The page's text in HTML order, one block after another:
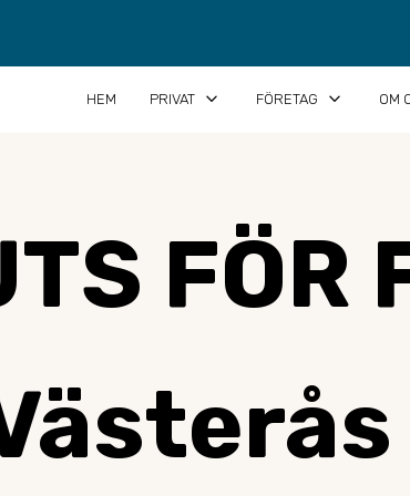
HEM PRIVAT keyboard_arrow_down FÖRETAG keyboard_arrow_down OM
FÖR